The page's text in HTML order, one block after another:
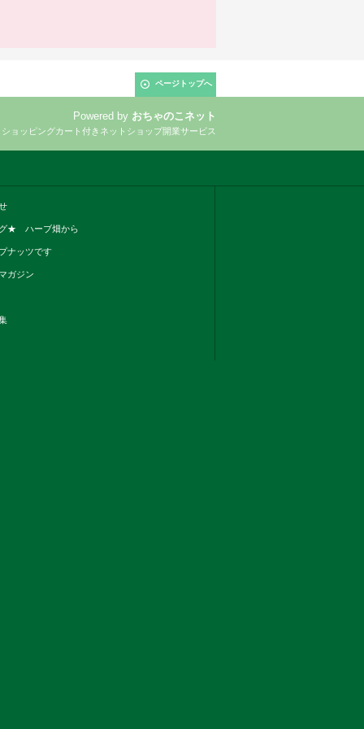
ページトップへ
Powered by おちゃのこネット
ョッピングカート付きネットショップ開業サービス
★ ハーブ畑から
ナッツです
ガジン